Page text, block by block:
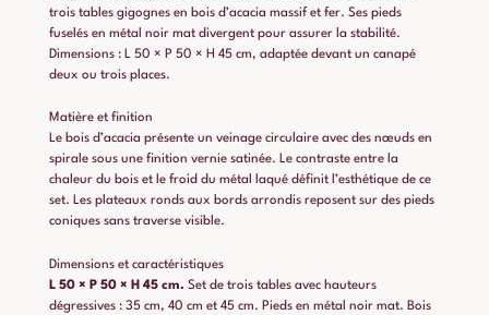
trois tables gigognes en bois d’acacia massif et fer. Ses pieds
fuselés en métal noir mat divergent pour assurer la stabilité.
Dimensions : L 50 × P 50 × H 45 cm, adaptée devant un canapé
deux ou trois places.
Matière et finition
Le bois d’acacia présente un veinage circulaire avec des nœuds en
spirale sous une finition vernie satinée. Le contraste entre la
chaleur du bois et le froid du métal laqué définit l’esthétique de ce
set. Les plateaux ronds aux bords arrondis reposent sur des pieds
coniques sans traverse visible.
Dimensions et caractéristiques
L 50 × P 50 × H 45 cm. Set de trois tables avec hauteurs
dégressives : 35 cm, 40 cm et 45 cm. Pieds en métal noir mat. Bois